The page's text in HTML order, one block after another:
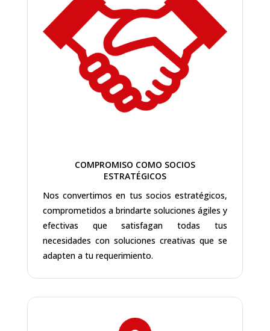
COMPROMISO COMO SOCIOS
ESTRATÉGICOS
Nos convertimos en tus socios estratégicos,
comprometidos a brindarte soluciones ágiles y
efectivas que satisfagan todas tus
necesidades con soluciones creativas que se
adapten a tu requerimiento.